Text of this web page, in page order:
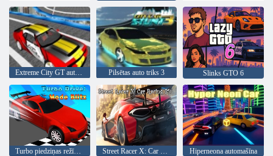
Extreme City GT auto štruntīgi Pilsētas auto triks 3 Slinks GTO 6
Turbo piedziņas režīms blitz Street Racer X: Car Racing 3d Hiperneona automašīna